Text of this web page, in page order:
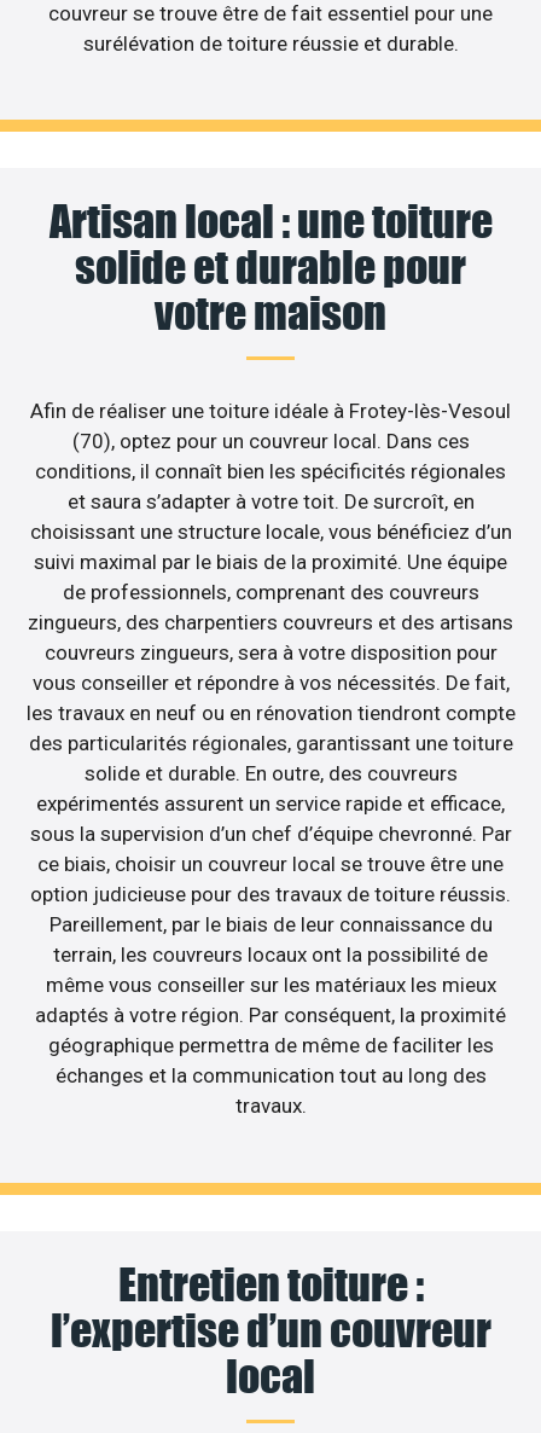
couvreur se trouve être de fait essentiel pour une
surélévation de toiture réussie et durable.
Artisan local : une toiture
solide et durable pour
votre maison
Afin de réaliser une toiture idéale à Frotey-lès-Vesoul
(70), optez pour un couvreur local. Dans ces
conditions, il connaît bien les spécificités régionales
et saura s’adapter à votre toit. De surcroît, en
choisissant une structure locale, vous bénéficiez d’un
suivi maximal par le biais de la proximité. Une équipe
de professionnels, comprenant des couvreurs
zingueurs, des charpentiers couvreurs et des artisans
couvreurs zingueurs, sera à votre disposition pour
vous conseiller et répondre à vos nécessités. De fait,
les travaux en neuf ou en rénovation tiendront compte
des particularités régionales, garantissant une toiture
solide et durable. En outre, des couvreurs
expérimentés assurent un service rapide et efficace,
sous la supervision d’un chef d’équipe chevronné. Par
ce biais, choisir un couvreur local se trouve être une
option judicieuse pour des travaux de toiture réussis.
Pareillement, par le biais de leur connaissance du
terrain, les couvreurs locaux ont la possibilité de
même vous conseiller sur les matériaux les mieux
adaptés à votre région. Par conséquent, la proximité
géographique permettra de même de faciliter les
échanges et la communication tout au long des
travaux.
Entretien toiture :
l’expertise d’un couvreur
local